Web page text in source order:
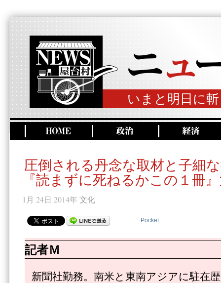
いまと明日に
圧倒される丹念な取材と子細
『読まずに死ねるかこの１冊
1月 24日 2014年 文化
Pocket
記者Ｍ
新聞社勤務。南米と東南アジアに駐在